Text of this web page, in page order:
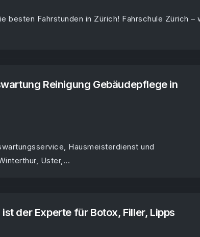
besten Fahrstunden in Zürich! Fahrschule Zürich –
Reinigung Gebäudepflege in
Hausmeisterdienst und
Uster,...
der Experte für Botox, Filler, Lipps